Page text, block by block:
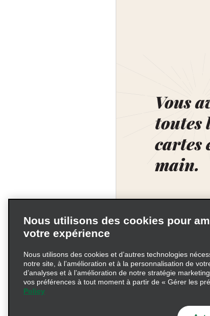
Vous
toutes
cartes
main.
Information
Nous utilisons des cookies pour
votre expérience
Nous utilisons des cookies et d’autres technologies
notre site, à l’amélioration et à la personnalisation de
d’analyses et à l’amélioration de notre stratégie
vos préférences à tout moment à partir de « Gérer les
Policy